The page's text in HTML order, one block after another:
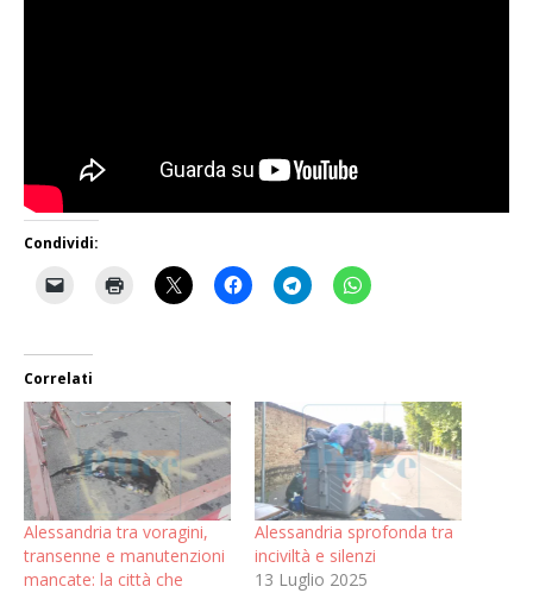
Condividi:
Correlati
Alessandria tra voragini,
transenne e manutenzioni
mancate: la città che
Alessandria sprofonda tra
inciviltà e silenzi
13 Luglio 2025